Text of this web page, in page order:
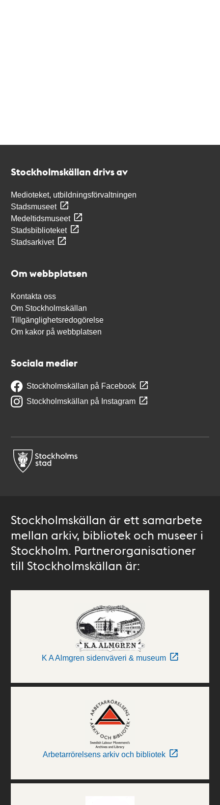
Stockholmskällan drivs av
Medioteket, utbildningsförvaltningen
Stadsmuseet
Medeltidsmuseet
Stadsbiblioteket
Stadsarkivet
Om webbplatsen
Kontakta oss
Om Stockholmskällan
Tillgänglighetsredogörelse
Om kakor på webbplatsen
Sociala medier
Stockholmskällan på Facebook
Stockholmskällan på Instagram
Stockholmskällan är ett samarbete
mellan arkiv, bibliotek och museer i
Stockholm. Partnerorganisationer
till Stockholmskällan är:
K A Almgren sidenväveri & museum
Arbetarrörelsens arkiv och bibliotek